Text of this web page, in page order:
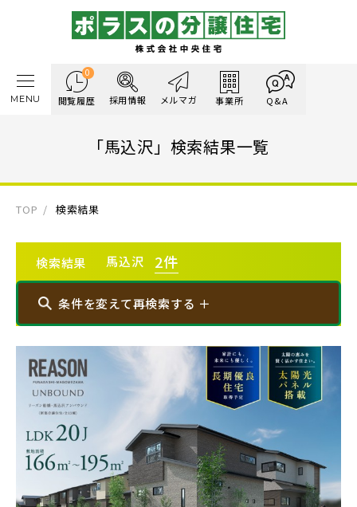
0
閲覧履歴 採用情報 メルマガ 事業所 Q&A
MENU
「馬込沢」検索結果一覧
TOP 検索結果
検索結果 馬込沢 2件
条件を変えて再検索する ＋
エリアから探す
埼玉・中央エリア(50)
さいたま市(20)